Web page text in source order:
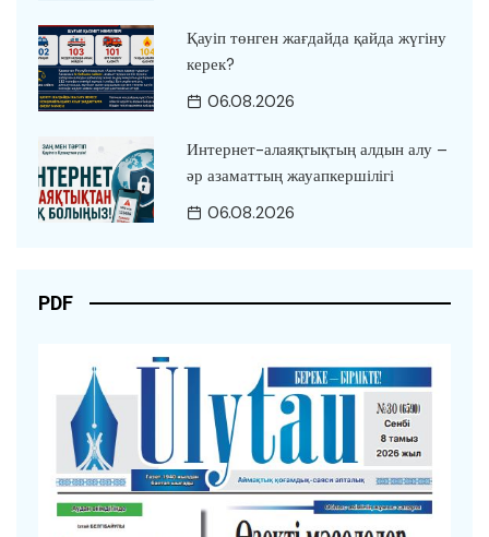
Қауіп төнген жағдайда қайда жүгіну
керек?
06.08.2026
Интернет-алаяқтықтың алдын алу –
әр азаматтың жауапкершілігі
06.08.2026
PDF